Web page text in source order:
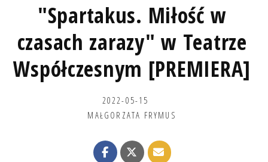
"Spartakus. Miłość w
czasach zarazy" w Teatrze
Współczesnym [PREMIERA]
2022-05-15
MAŁGORZATA FRYMUS